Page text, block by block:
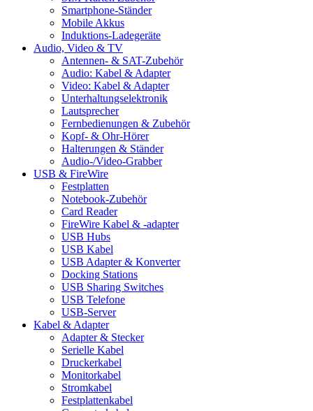
Smartphone-Ständer
Mobile Akkus
Induktions-Ladegeräte
Audio, Video & TV
Antennen- & SAT-Zubehör
Audio: Kabel & Adapter
Video: Kabel & Adapter
Unterhaltungselektronik
Lautsprecher
Fernbedienungen & Zubehör
Kopf- & Ohr-Hörer
Halterungen & Ständer
Audio-/Video-Grabber
USB & FireWire
Festplatten
Notebook-Zubehör
Card Reader
FireWire Kabel & -adapter
USB Hubs
USB Kabel
USB Adapter & Konverter
Docking Stations
USB Sharing Switches
USB Telefone
USB-Server
Kabel & Adapter
Adapter & Stecker
Serielle Kabel
Druckerkabel
Monitorkabel
Stromkabel
Festplattenkabel